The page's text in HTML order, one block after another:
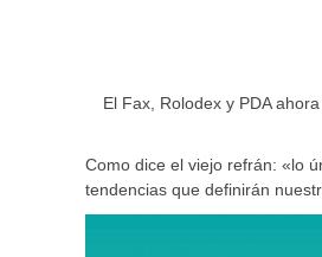
El Fax, Rolodex y PDA
Como dice el viejo refrán: «lo
tendencias que definirán